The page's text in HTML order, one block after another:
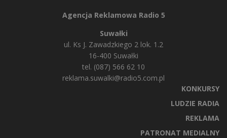
Agencja Reklamowa Radio 5
Suwałki
ul. Ks J. Zawadzkiego 2 lok. 1.2
16-400 Suwałki
tel. (087) 566 62 10
reklama.suwalki@radio5.com.pl
KONKURSY
LUDZIE RADIA
REKLAMA
PATRONAT MEDIALNY